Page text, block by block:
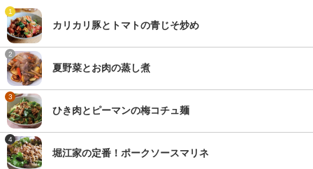
1
カリカリ豚とトマトの青じそ炒め
2
夏野菜とお肉の蒸し煮
3
ひき肉とピーマンの梅コチュ麺
4
堀江家の定番！ポークソースマリネ